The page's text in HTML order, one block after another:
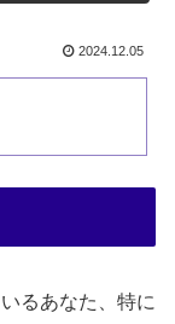
2024.12.05
るあなた、特に